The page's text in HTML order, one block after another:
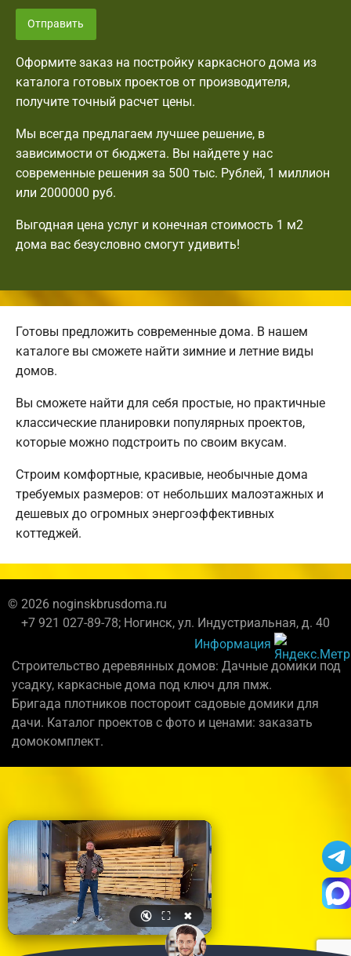
Отправить
Оформите заказ на постройку каркасного дома из
каталога готовых проектов от производителя,
получите точный расчет цены.
Мы всегда предлагаем лучшее решение, в
зависимости от бюджета. Вы найдете у нас
современные решения за 500 тыс. Рублей, 1 миллион
или 2000000 руб.
Выгодная цена услуг и конечная стоимость 1 м2
дома вас безусловно смогут удивить!
Готовы предложить современные дома. В нашем
каталоге вы сможете найти зимние и летние виды
домов.
Вы сможете найти для себя простые, но практичные
классические планировки популярных проектов,
которые можно подстроить по своим вкусам.
Строим комфортные, красивые, необычные дома
требуемых размеров: от небольших малоэтажных и
дешевых до огромных энергоэффективных
коттеджей.
© 2026 noginskbrusdoma.ru
+7 921 027-89-78; Ногинск, ул. Индустриальная, д. 40
Информация
Строительство деревянных домов: Дачные домики под
усадку, каркасные дома под ключ для пмж.
Бригада плотников постороит садовые домики для
дачи. Каталог проектов с фото и ценами: заказать
домокомплект.
🔇 ⛶ ✖